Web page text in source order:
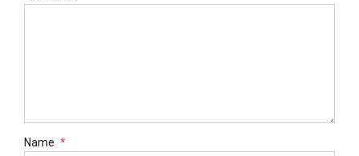
Name *